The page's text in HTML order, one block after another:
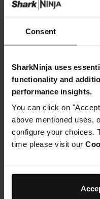
Consent
SharkNinja uses
functionality and
performance insights.
You can click on
above mentioned uses,
configure your choices.
time please visit our
Machine à granités et boissons
glacées Ninja SLUSHi MAX -
Cyberspace
Modèle: FS605EUBL
4.5 (87)